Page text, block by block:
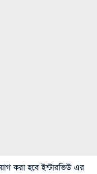
করা হবে ইন্টারভিউ এর